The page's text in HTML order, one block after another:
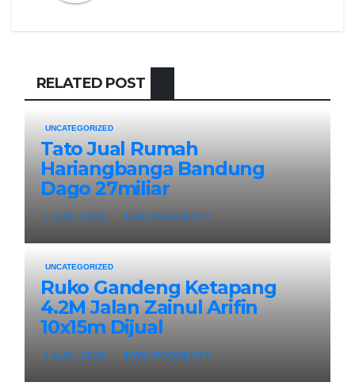
RELATED POST
UNCATEGORIZED
Tato Jual Rumah
Hariangbanga Bandung
Dago 27miliar
J AUG, 2026 TATO PROPERTY
UNCATEGORIZED
Ruko Gandeng Ketapang
4.2M Jalan Zainul Arifin
10x15m Dijual
J AUG, 2026 TATO PROPERTY